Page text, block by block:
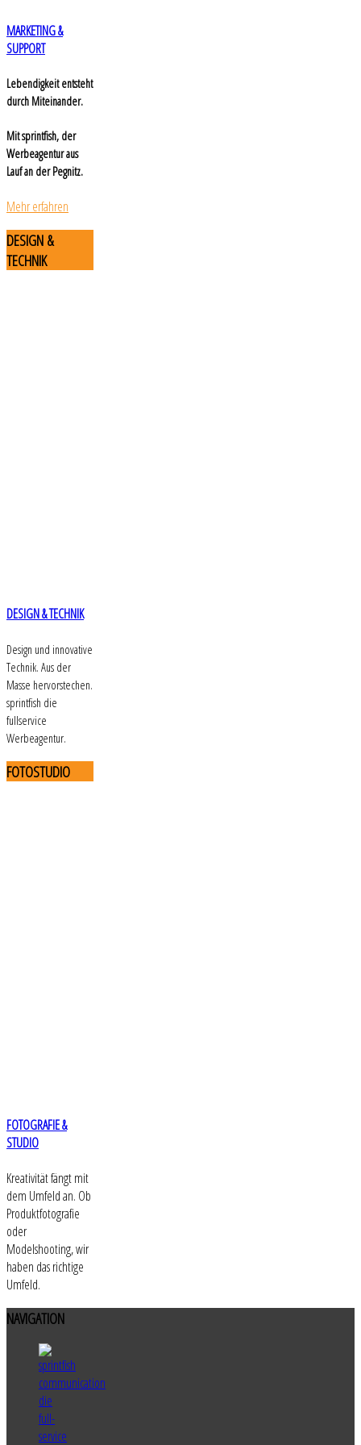
MARKETING &
SUPPORT
Lebendigkeit entsteht
durch Miteinander.
Mit sprintfish, der
Werbeagentur aus
Lauf an der Pegnitz.
Mehr erfahren
DESIGN &
TECHNIK
DESIGN & TECHNIK
Design und innovative
Technik. Aus der
Masse hervorstechen.
sprintfish die
fullservice
Werbeagentur.
FOTOSTUDIO
FOTOGRAFIE &
STUDIO
Kreativität fängt mit
dem Umfeld an. Ob
Produktfotografie
oder
Modelshooting, wir
haben das richtige
Umfeld.
NAVIGATION